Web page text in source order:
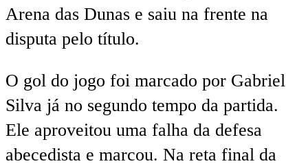
Arena das Dunas e saiu na frente na
disputa pelo título.
O gol do jogo foi marcado por Gabriel
Silva já no segundo tempo da partida.
Ele aproveitou uma falha da defesa
abecedista e marcou. Na reta final da